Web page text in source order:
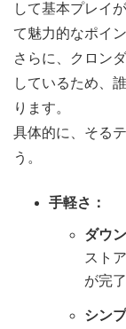
して基本プレイ
て魅力的なポイ
さらに、クロン
しているため、
ります。
具体的に、そる
う。
手軽さ：
ダウ
スト
が完
シン